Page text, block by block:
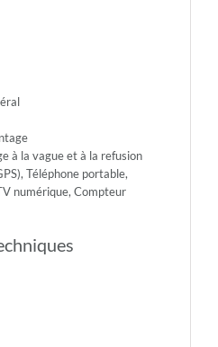
à la vague et à la refusion
Téléphone portable,
numérique, Compteur